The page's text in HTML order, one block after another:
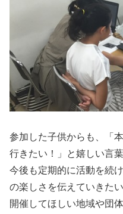
参加した子供からも、「
行きたい！」と嬉しい言葉
今後も定期的に活動を続
の楽しさを伝えていきた
開催してほしい地域や団